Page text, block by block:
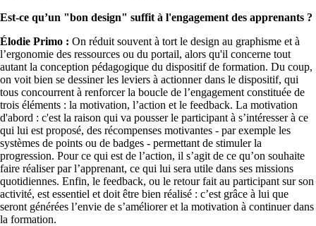
Est-ce qu’un "bon design" suffit à l'engagement des apprenants ?
Élodie Primo : On réduit souvent à tort le design au graphisme et à
l’ergonomie des ressources ou du portail, alors qu'il concerne tout
autant la conception pédagogique du dispositif de formation. Du coup,
on voit bien se dessiner les leviers à actionner dans le dispositif, qui
tous concourrent à renforcer la boucle de l’engagement constituée de
trois éléments : la motivation, l’action et le feedback. La motivation
d'abord : c'est la raison qui va pousser le participant à s’intéresser à ce
qui lui est proposé, des récompenses motivantes - par exemple les
systèmes de points ou de badges - permettant de stimuler la
progression. Pour ce qui est de l’action, il s’agit de ce qu’on souhaite
faire réaliser par l’apprenant, ce qui lui sera utile dans ses missions
quotidiennes. Enfin, le feedback, ou le retour fait au participant sur son
activité, est essentiel et doit être bien réalisé : c’est grâce à lui que
seront générées l’envie de s’améliorer et la motivation à continuer dans
la formation.